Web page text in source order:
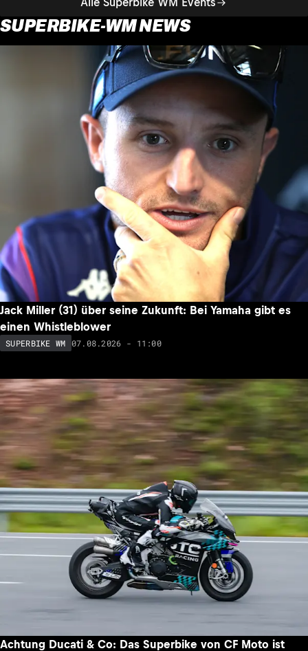
SUPERBIKE-WM NEWS
Jack Miller (31) über seine Zukunft: Bei Yamaha gibt es
einen Whistleblower
SUPERBIKE WM 07.08.2026 - 11:00
Achtung Ducati & Co: Das Superbike von CF Moto ist